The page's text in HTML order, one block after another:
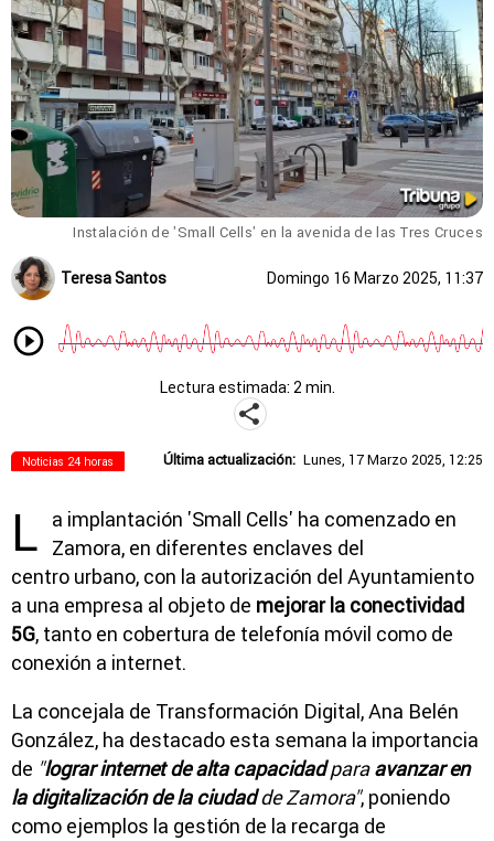
Instalación de 'Small Cells' en la avenida de las Tres Cruces
Teresa Santos Domingo 16 Marzo 2025, 11:37
Lectura estimada: 2 min.
Noticias 24 horas Última actualización: Lunes, 17 Marzo 2025, 12:25
L
a implantación 'Small Cells' ha comenzado en
Zamora, en diferentes enclaves del
centro urbano, con la autorización del Ayuntamiento
a una empresa al objeto de mejorar la conectividad
5G, tanto en cobertura de telefonía móvil como de
conexión a internet.
La concejala de Transformación Digital, Ana Belén
González, ha destacado esta semana la importancia
de "lograr internet de alta capacidadparaavanzar en
la digitalización de la ciudadde Zamora", poniendo
como ejemplos la gestión de la recarga de